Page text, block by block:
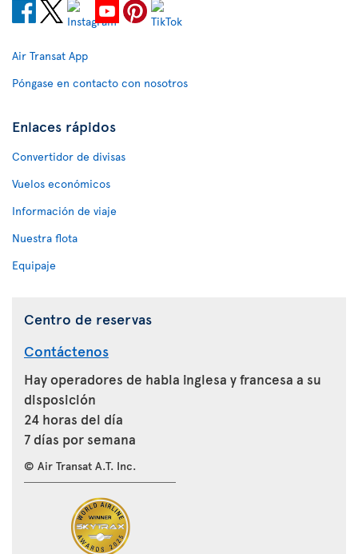
Air Transat App
Póngase en contacto con nosotros
Enlaces rápidos
Convertidor de divisas
Vuelos económicos
Información de viaje
Nuestra flota
Equipaje
Centro de reservas
Contáctenos
Hay operadores de habla inglesa y francesa a su
disposición
24 horas del día
7 días por semana
© Air Transat A.T. Inc.